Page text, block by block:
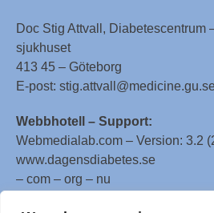
Doc Stig Attvall, Diabetescentrum
sjukhuset
413 45 – Göteborg
E-post:
Webbhotell – Support:
Webmedialab.com – Version: 3.2
www.dagensdiabetes.se
– com – org – nu